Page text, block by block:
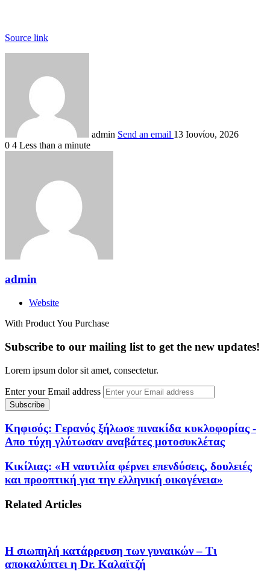
Source link
admin Send an email 13 Ιουνίου, 2026
0 4 Less than a minute
admin
Website
With Product You Purchase
Subscribe to our mailing list to get the new updates!
Lorem ipsum dolor sit amet, consectetur.
Enter your Email address
Κηφισός: Γερανός ξήλωσε πινακίδα κυκλοφορίας -
Απο τύχη γλύτωσαν αναβάτες μοτοσυκλέτας
Κικίλιας: «Η ναυτιλία φέρνει επενδύσεις, δουλειές
και προοπτική για την ελληνική οικογένεια»
Related Articles
Η σιωπηλή κατάρρευση των γυναικών – Τι
αποκαλύπτει η Dr. Καλαϊτζή